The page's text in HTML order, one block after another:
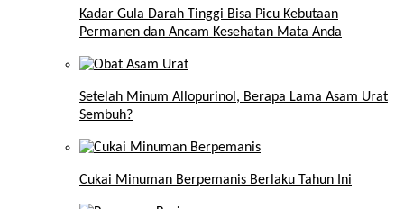
Kadar Gula Darah Tinggi Bisa Picu Kebutaan
Permanen dan Ancam Kesehatan Mata Anda
Setelah Minum Allopurinol, Berapa Lama Asam Urat
Sembuh?
Cukai Minuman Berpemanis Berlaku Tahun Ini